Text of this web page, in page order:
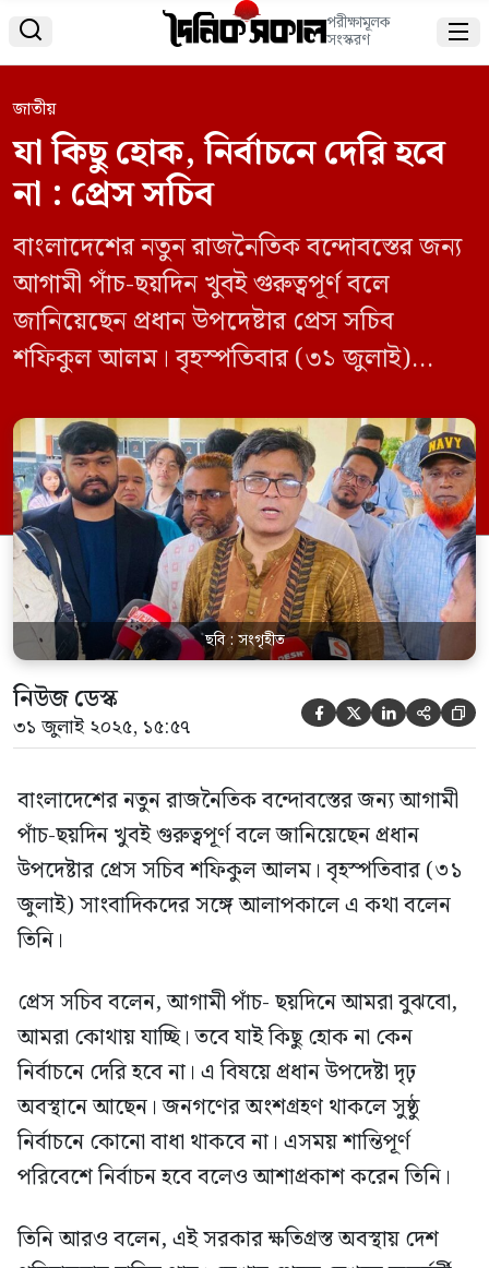
 পরীক্ষামূলক
সংস্করণ 
জাতীয়
যা কিছু হোক, নির্বাচনে দেরি হবে
না : প্রেস সচিব
বাংলাদেশের নতুন রাজনৈতিক বন্দোবস্তের জন্য
আগামী পাঁচ-ছয়দিন খুবই গুরুত্বপূর্ণ বলে
জানিয়েছেন প্রধান উপদেষ্টার প্রেস সচিব
শফিকুল আলম। বৃহস্পতিবার (৩১ জুলাই)
তিনি। প্রেস সচিব বলেন, আগামী পাঁচ- ছয়দিনে
আমরা বুঝবো, আমরা কোথায় যাচ্ছি। তবে যাই
কিছু হোক না কেন নির্বাচনে দেরি হবে না। এ
বিষয়ে প্রধান উপদেষ্টা দৃঢ় অবস্থানে আছেন।
[…]
ছবি : সংগৃহীত
নিউজ ডেস্ক
৩১ জুলাই ২০২৫, ১৫:৫৭     
বাংলাদেশের নতুন রাজনৈতিক বন্দোবস্তের জন্য আগামী
পাঁচ-ছয়দিন খুবই গুরুত্বপূর্ণ বলে জানিয়েছেন প্রধান
উপদেষ্টার প্রেস সচিব শফিকুল আলম। বৃহস্পতিবার (৩১
জুলাই) সাংবাদিকদের সঙ্গে আলাপকালে এ কথা বলেন
তিনি।
প্রেস সচিব বলেন, আগামী পাঁচ- ছয়দিনে আমরা বুঝবো,
আমরা কোথায় যাচ্ছি। তবে যাই কিছু হোক না কেন
নির্বাচনে দেরি হবে না। এ বিষয়ে প্রধান উপদেষ্টা দৃঢ়
অবস্থানে আছেন। জনগণের অংশগ্রহণ থাকলে সুষ্ঠু
নির্বাচনে কোনো বাধা থাকবে না। এসময় শান্তিপূর্ণ
পরিবেশে নির্বাচন হবে বলেও আশাপ্রকাশ করেন তিনি।
তিনি আরও বলেন, এই সরকার ক্ষতিগ্রস্ত অবস্থায় দেশ